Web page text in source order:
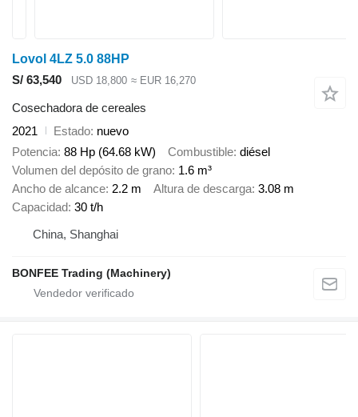
Lovol 4LZ 5.0 88HP
S/ 63,540
USD 18,800 ≈ EUR 16,270
Cosechadora de cereales
2021
Estado nuevo
Potencia 88 Hp (64.68 kW) Combustible diésel
Volumen del depósito de grano 1.6 m³
Ancho de alcance 2.2 m Altura de descarga 3.08 m
Capacidad 30 t/h
China, Shanghai
BONFEE Trading (Machinery)